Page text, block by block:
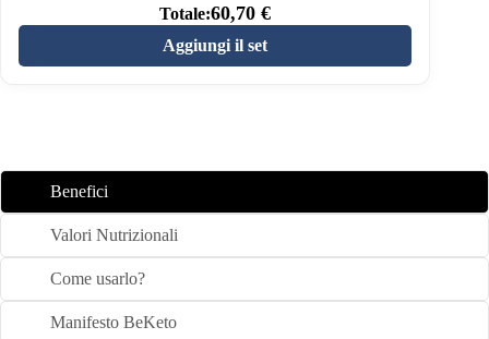
Totale:60,70€
Aggiungi il set
Benefici
Valori Nutrizionali
Come usarlo?
Manifesto BeKeto